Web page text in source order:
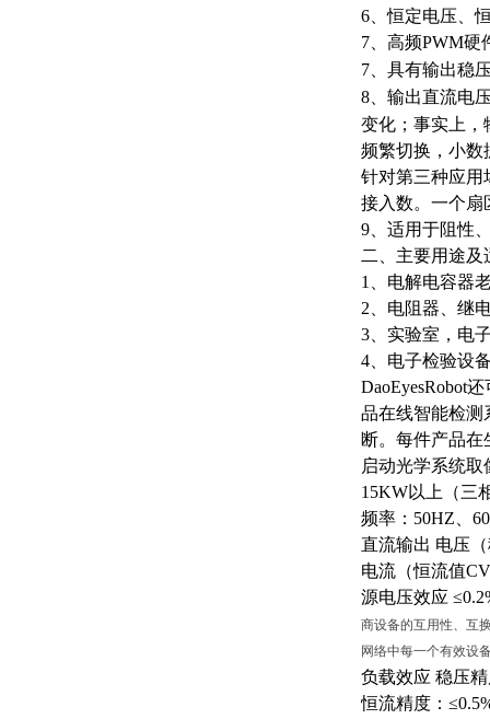
6、恒定电压、
7、高频PWM硬
7、具有输出稳
8、输出直流电
变化；事实上，
频繁切换，小数
针对第三种应用
接入数。一个扇
9、适用于阻性
二、主要用途及
1、电解电容器
2、电阻器、继
3、实验室，电
4、电子检验设
DaoEyesRobot
品在线智能检测
断。每件产品在
启动光学系统
15KW以上（三
频率： 50HZ、
直流输出 电压
电流（恒流值
源电压效应
商设备的互用性、互
网络中每一个有效设
负载效应 稳压
恒流精度：